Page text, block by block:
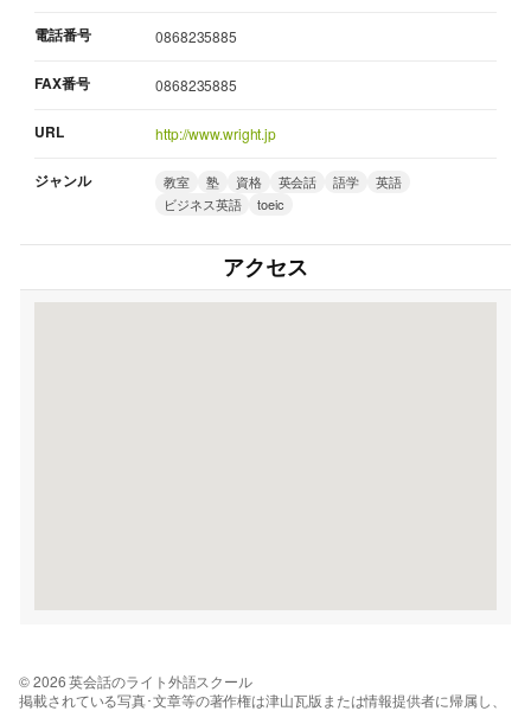
電話番号 0868235885
FAX番号 0868235885
URL http://www.wright.jp
ジャンル 教室 塾 資格 英会話 語学
英語
ビジネス英語
toeic
アクセス
© 2026 英会話のライト外語スクール
掲載されている写真･文章等の著作権は津山瓦版または情報提供者に帰属し、